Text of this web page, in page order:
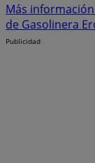
Más
de Gasolinera
Publicidad